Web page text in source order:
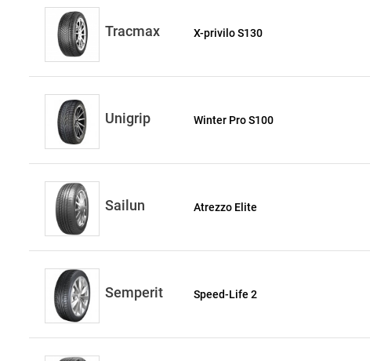
Tracmax X-privilo S130
Unigrip Winter Pro S100
Sailun Atrezzo Elite
Semperit Speed-Life 2